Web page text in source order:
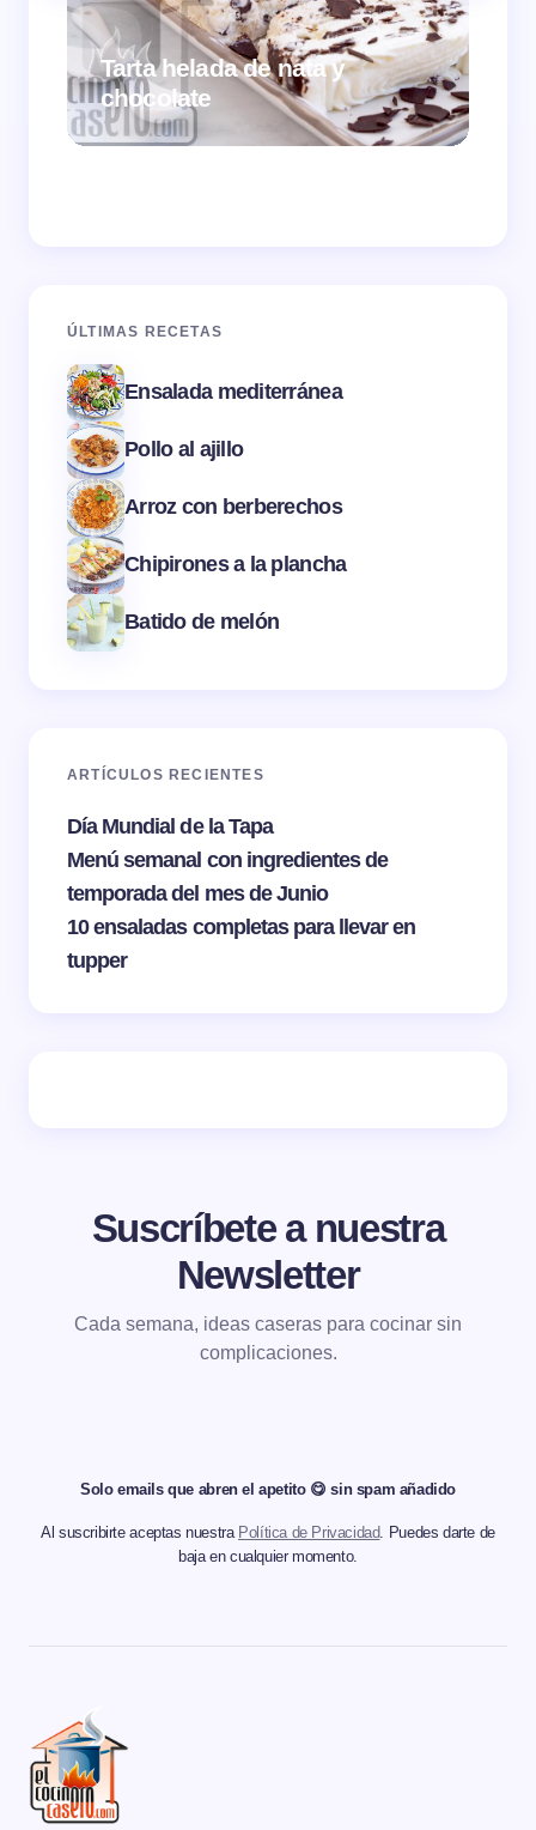
Tarta helada de nata y
chocolate
ÚLTIMAS RECETAS
Ensalada mediterránea
Pollo al ajillo
Arroz con berberechos
Chipirones a la plancha
Batido de melón
ARTÍCULOS RECIENTES
Día Mundial de la Tapa
Menú semanal con ingredientes de
temporada del mes de Junio
10 ensaladas completas para llevar en
tupper
Suscríbete a nuestra
Newsletter
Cada semana, ideas caseras para cocinar sin
complicaciones.
Solo emails que abren el apetito 😋 sin spam añadido
Al suscribirte aceptas nuestra Política de Privacidad. Puedes darte de
baja en cualquier momento.